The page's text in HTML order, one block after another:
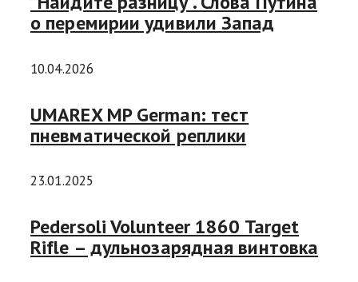
о перемирии удивили Запад
10.04.2026
UMAREX MP German: тест
пневматической реплики
23.01.2025
Pedersoli Volunteer 1860 Target
Rifle – дульнозарядная винтовка